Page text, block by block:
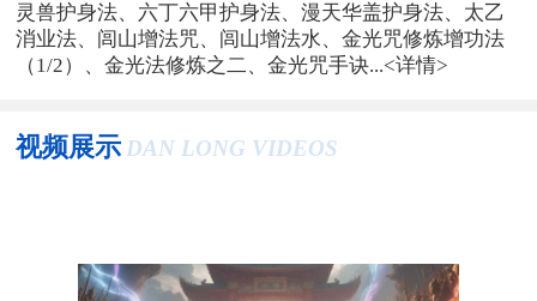
灵兽护身法、六丁六甲护身法、漫天华盖护身法、太乙
消业法、闾山增法咒、闾山增法水、金光咒修炼增功法
（1/2）、金光法修炼之二、金光咒手诀...<详情>
视频展示 DAN LONG VIDEOS